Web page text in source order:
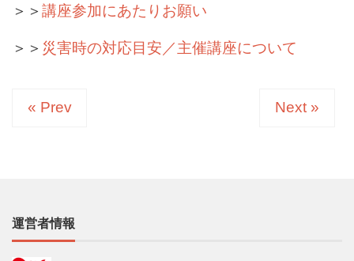
＞＞ 講座参加にあたりお願い
＞＞ 災害時の対応目安／主催講座について
« Prev Next »
運営者情報